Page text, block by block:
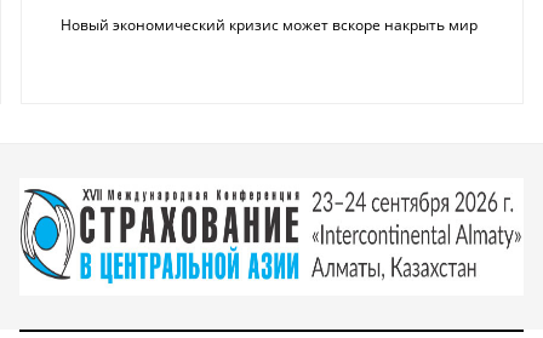
Новый экономический кризис может вскоре накрыть мир